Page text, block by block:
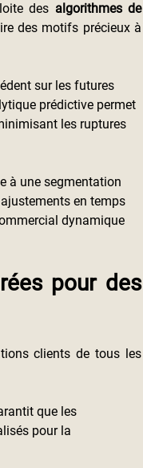
des algorithmes de
des motifs précieux à
sur les futures
prédictive permet
les ruptures
à une segmentation
en temps
dynamique
pour des
clients de tous les
que les
pour la